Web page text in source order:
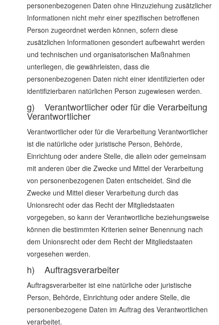
personenbezogenen Daten ohne Hinzuziehung zusätzlicher
Informationen nicht mehr einer spezifischen betroffenen
Person zugeordnet werden können, sofern diese
zusätzlichen Informationen gesondert aufbewahrt werden
und technischen und organisatorischen Maßnahmen
unterliegen, die gewährleisten, dass die
personenbezogenen Daten nicht einer identifizierten oder
identifizierbaren natürlichen Person zugewiesen werden.
g) Verantwortlicher oder für die Verarbeitung
Verantwortlicher
Verantwortlicher oder für die Verarbeitung Verantwortlicher
ist die natürliche oder juristische Person, Behörde,
Einrichtung oder andere Stelle, die allein oder gemeinsam
mit anderen über die Zwecke und Mittel der Verarbeitung
von personenbezogenen Daten entscheidet. Sind die
Zwecke und Mittel dieser Verarbeitung durch das
Unionsrecht oder das Recht der Mitgliedstaaten
vorgegeben, so kann der Verantwortliche beziehungsweise
können die bestimmten Kriterien seiner Benennung nach
dem Unionsrecht oder dem Recht der Mitgliedstaaten
vorgesehen werden.
h) Auftragsverarbeiter
Auftragsverarbeiter ist eine natürliche oder juristische
Person, Behörde, Einrichtung oder andere Stelle, die
personenbezogene Daten im Auftrag des Verantwortlichen
verarbeitet.